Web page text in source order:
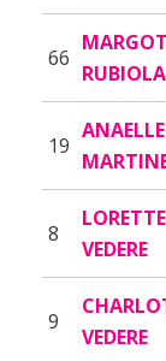
66
MARGOT
RUBIOLA
19
ANAELLE
8
LORETTE
VEDERE
9
VEDERE